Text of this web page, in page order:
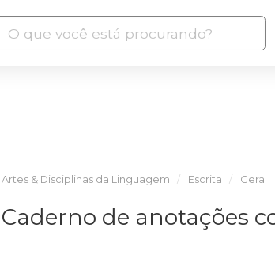
Artes & Disciplinas da Linguagem Escrita Geral
Caderno de anotações